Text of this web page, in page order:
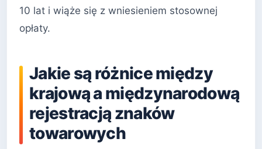
10 lat i wiąże się z wniesieniem stosownej
opłaty.
Jakie są różnice między
krajową a międzynarodową
rejestracją znaków
towarowych